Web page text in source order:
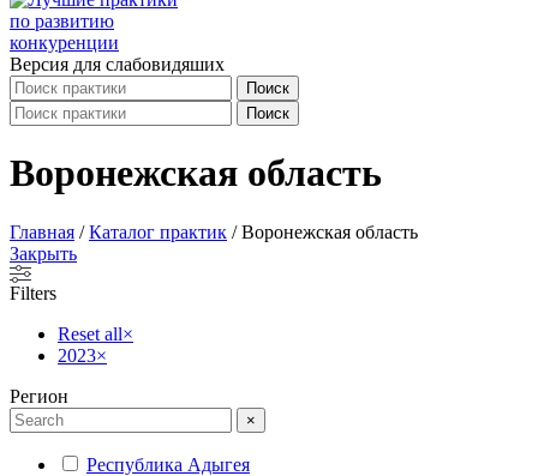
Версия для слабовидяших
Поиск
Поиск
Воронежская область
Главная /Каталог практик /Воронежская область
Закрыть
Filters
Reset all×
2023×
Регион
×
Республика Адыгея